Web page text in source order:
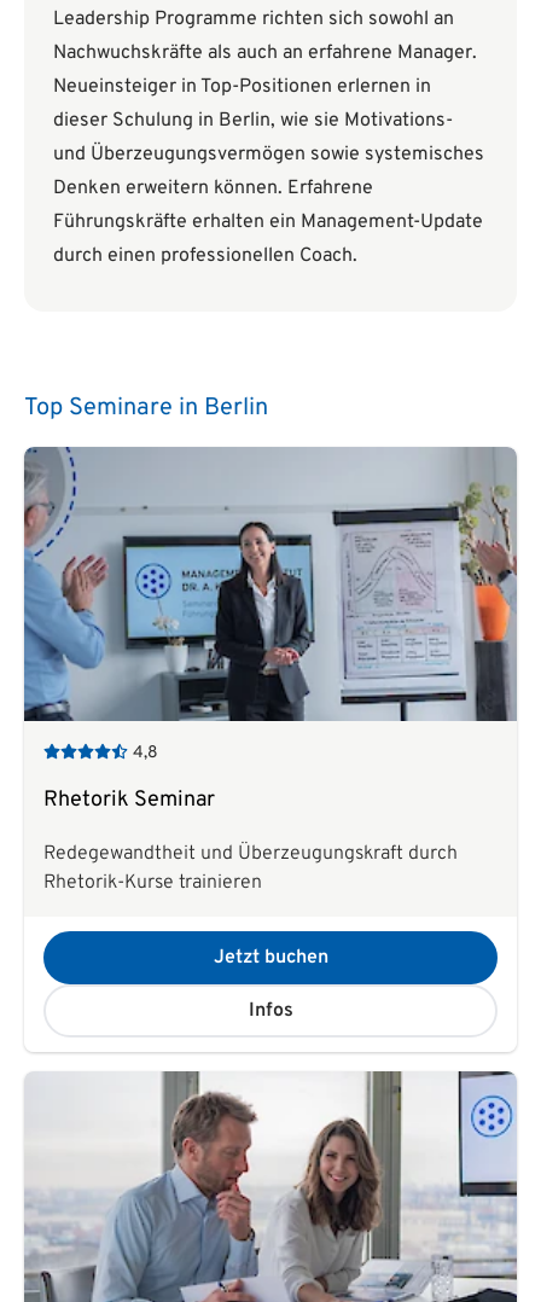
Leadership Programme richten sich sowohl an
Nachwuchskräfte als auch an erfahrene Manager.
Neueinsteiger in Top-Positionen erlernen in
dieser Schulung in Berlin, wie sie Motivations-
und Überzeugungsvermögen sowie systemisches
Denken erweitern können. Erfahrene
Führungskräfte erhalten ein Management-Update
durch einen professionellen Coach.
Top Seminare in Berlin
4,8
Rhetorik Seminar
Redegewandtheit und Überzeugungskraft durch
Rhetorik-Kurse trainieren
Jetzt buchen
Infos